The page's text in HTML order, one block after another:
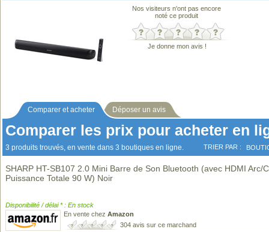
Nos visiteurs n'ont pas encore
noté ce produit
Je donne mon avis !
Comparer et acheter Déposer un avis
Comparer les prix pour acheter en
3 produits trouvés, en vente dans 3 boutiques en ligne. TRIER PAR :
SHARP HT-SB107 2.0 Mini Barre de Son Bluetooth (avec HDMI Arc/
Puissance Totale 90 W) Noir
Disponibilité / délai * : En stock
En vente chez Amazon
304 avis sur ce marchand